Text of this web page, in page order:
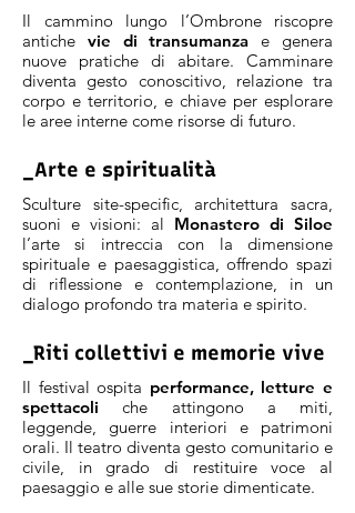
Il cammino lungo l’Ombrone riscopre
antiche vie di transumanza e genera
nuove pratiche di abitare. Camminare
diventa gesto conoscitivo, relazione tra
corpo e territorio, e chiave per esplorare
le aree interne come risorse di futuro.
_Arte e spiritualità
Sculture site-specific, architettura sacra,
suoni e visioni: al Monastero di Siloe
l’arte si intreccia con la dimensione
spirituale e paesaggistica, offrendo spazi
di riflessione e contemplazione, in un
dialogo profondo tra materia e spirito.
_Riti collettivi e memorie vive
Il festival ospita performance, letture e
spettacoli che attingono a miti,
leggende, guerre interiori e patrimoni
orali. Il teatro diventa gesto comunitario e
civile, in grado di restituire voce al
paesaggio e alle sue storie dimenticate.